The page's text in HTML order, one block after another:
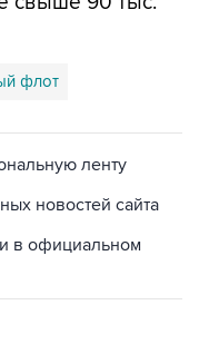
новостей сайта
в официальном